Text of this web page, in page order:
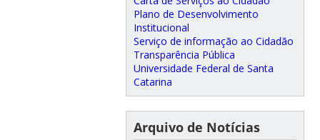
Plano de Desenvolvimento
Institucional
Serviço de informação ao Cidadão
Transparência Pública
Universidade Federal de Santa
Catarina
Arquivo de Notícias